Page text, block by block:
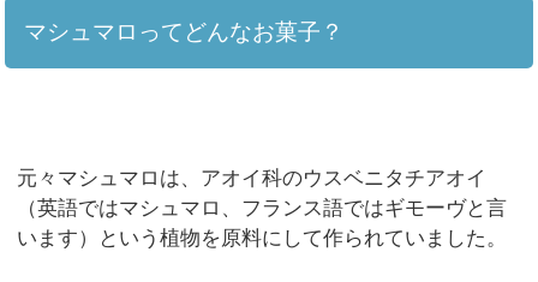
マシュマロってどんなお菓子？
元々マシュマロは、アオイ科のウスベニタチアオイ
（英語ではマシュマロ、フランス語ではギモーヴと言
います）という植物を原料にして作られていました。